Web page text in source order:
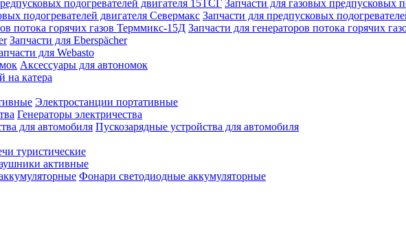
Запчасти для газовых предпусковых
Запчасти для предпусковых
Запчасти для генераторов потока горячих
Запчасти для Eberspächer
для Webasto
Аксессуары для автономок
на катера
Электростанции портативные
Генераторы электричества
Пускозарядные устройства для автомобиля
туристические
активные
Фонари светодиодные аккумуляторные